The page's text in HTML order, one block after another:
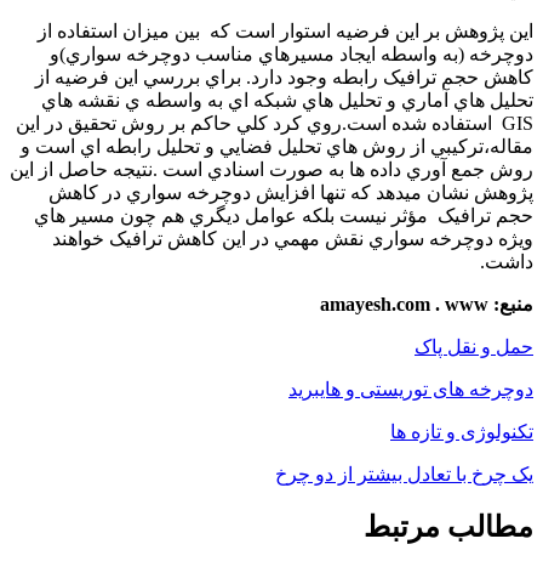
اين پژوهش بر اين فرضيه استوار است که بين ميزان استفاده از
دوچرخه (به واسطه ايجاد مسيرهاي مناسب دوچرخه سواري)و
کاهش حجم ترافيک رابطه وجود دارد. براي بررسي اين فرضيه از
تحليل هاي آماري و تحليل هاي شبکه اي به واسطه ي نقشه هاي
GIS استفاده شده است.روي کرد کلي حاکم بر روش تحقيق در اين
مقاله،ترکيبي از روش هاي تحليل فضايي و تحليل رابطه اي است و
روش جمع آوري داده ها به صورت اسنادي است .نتيجه حاصل از اين
پژوهش نشان مي­دهد که تنها افزايش دوچرخه سواري در کاهش
حجم ترافيک مؤثر نيست بلکه عوامل ديگري هم چون مسير هاي
ويژه دوچرخه سواري نقش مهمي در اين کاهش ترافيک خواهند
داشت.
منبع: amayesh.com . www
حمل و نقل پاک
دوچرخه های توریستی و هایبرید
تکنولوژی و تازه ها
یک چرخ با تعادل بیشتر از دو چرخ
مطالب مرتبط